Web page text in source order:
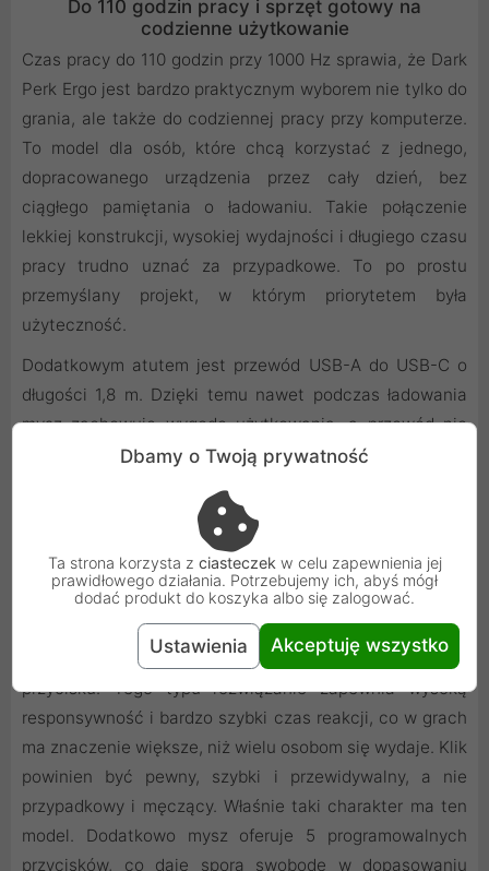
Do 110 godzin pracy i sprzęt gotowy na
codzienne użytkowanie
Czas pracy do 110 godzin przy 1000 Hz sprawia, że Dark
Perk Ergo jest bardzo praktycznym wyborem nie tylko do
grania, ale także do codziennej pracy przy komputerze.
To model dla osób, które chcą korzystać z jednego,
dopracowanego urządzenia przez cały dzień, bez
ciągłego pamiętania o ładowaniu. Takie połączenie
lekkiej konstrukcji, wysokiej wydajności i długiego czasu
pracy trudno uznać za przypadkowe. To po prostu
przemyślany projekt, w którym priorytetem była
użyteczność.
Dodatkowym atutem jest przewód USB-A do USB-C o
długości 1,8 m. Dzięki temu nawet podczas ładowania
mysz zachowuje wygodę użytkowania, a przewód nie
ogranicza swobody bardziej, niż to konieczne. Dla wielu
tym, czy sprzęt jest naprawdę dopracowany.
Optyczne przełączniki Omron i konfiguracja pod
własny styl gry
W modelu Dark Perk Ergo zastosowano optyczne
przełączniki Omron D2FP-FN2 w lewym i prawym
przycisku. Tego typu rozwiązanie zapewnia wysoką
responsywność i bardzo szybki czas reakcji, co w grach
ma znaczenie większe, niż wielu osobom się wydaje. Klik
powinien być pewny, szybki i przewidywalny, a nie
przypadkowy i męczący. Właśnie taki charakter ma ten
model. Dodatkowo mysz oferuje 5 programowalnych
przycisków, co daje sporą swobodę w dopasowaniu
Dbamy o Twoją prywatność
Ta strona korzysta z ciasteczek w celu zapewnienia jej
prawidłowego działania. Potrzebujemy ich, abyś mógł
dodać produkt do koszyka albo się zalogować.
Ustawienia Akceptuję wszystko